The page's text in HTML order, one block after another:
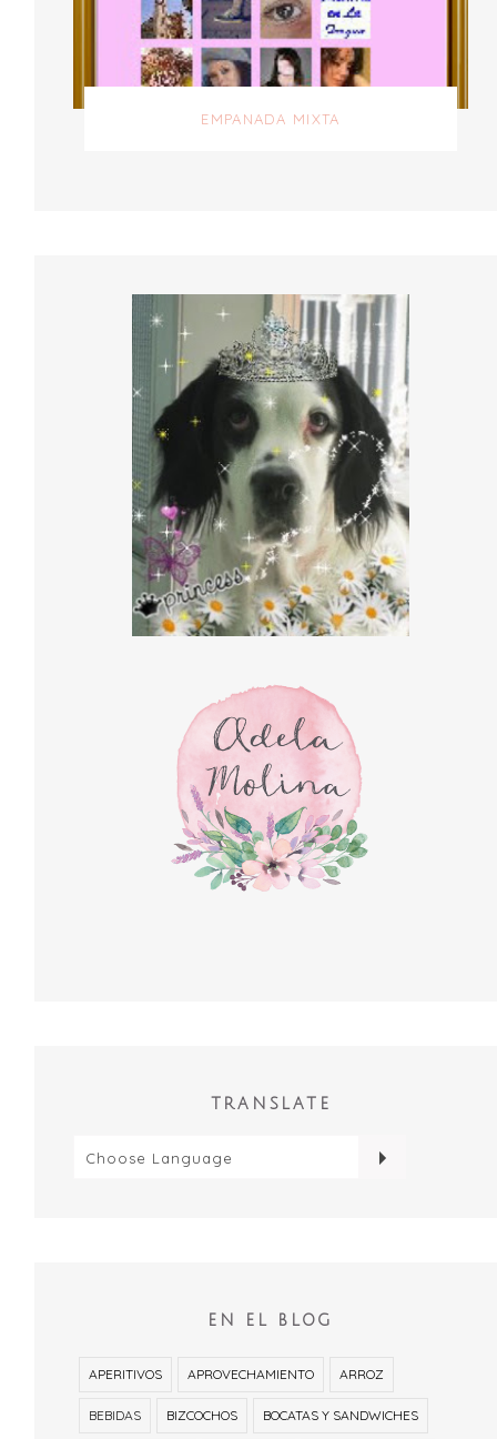
EMPANADA MIXTA
TRANSLATE
EN EL BLOG
APERITIVOS APROVECHAMIENTO ARROZ
BEBIDAS BIZCOCHOS BOCATAS Y SANDWICHES